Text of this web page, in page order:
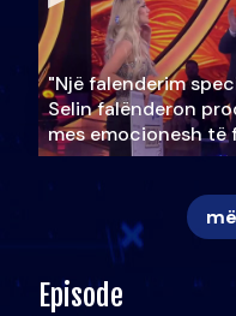
"Një falenderim
Selin falënderon
mes emocionesh të
Episode